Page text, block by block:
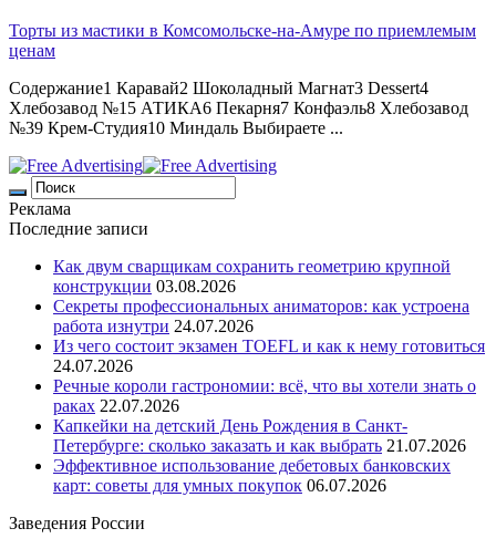
Торты из мастики в Комсомольске-на-Амуре по приемлемым
ценам
Содержание1 Каравай2 Шоколадный Магнат3 Dessert4
Хлебозавод №15 АТИКА6 Пекарня7 Конфаэль8 Хлебозавод
№39 Крем-Студия10 Миндаль Выбираете ...
Реклама
Последние записи
Как двум сварщикам сохранить геометрию крупной
конструкции 03.08.2026
Секреты профессиональных аниматоров: как устроена
работа изнутри 24.07.2026
Из чего состоит экзамен TOEFL и как к нему готовиться
24.07.2026
Речные короли гастрономии: всё, что вы хотели знать о
раках 22.07.2026
Капкейки на детский День Рождения в Санкт-
Петербурге: сколько заказать и как выбрать 21.07.2026
Эффективное использование дебетовых банковских
карт: советы для умных покупок 06.07.2026
Заведения России